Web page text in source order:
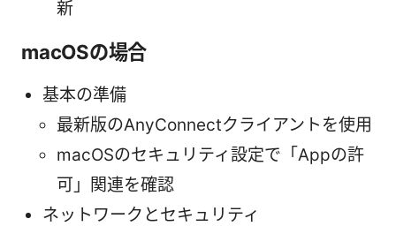
新
macOSの場合
基本の準備
最新版のAnyConnectクライアントを使用
macOSのセキュリティ設定で「Appの許
可」関連を確認
ネットワークとセキュリティ